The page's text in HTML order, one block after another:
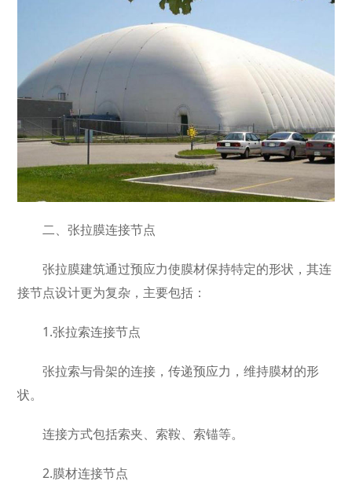
二、张拉膜连接节点
张拉膜建筑通过预应力使膜材保持特定的形状，其连
接节点设计更为复杂，主要包括：
1.张拉索连接节点
张拉索与骨架的连接，传递预应力，维持膜材的形
状。
连接方式包括索夹、索鞍、索锚等。
2.膜材连接节点